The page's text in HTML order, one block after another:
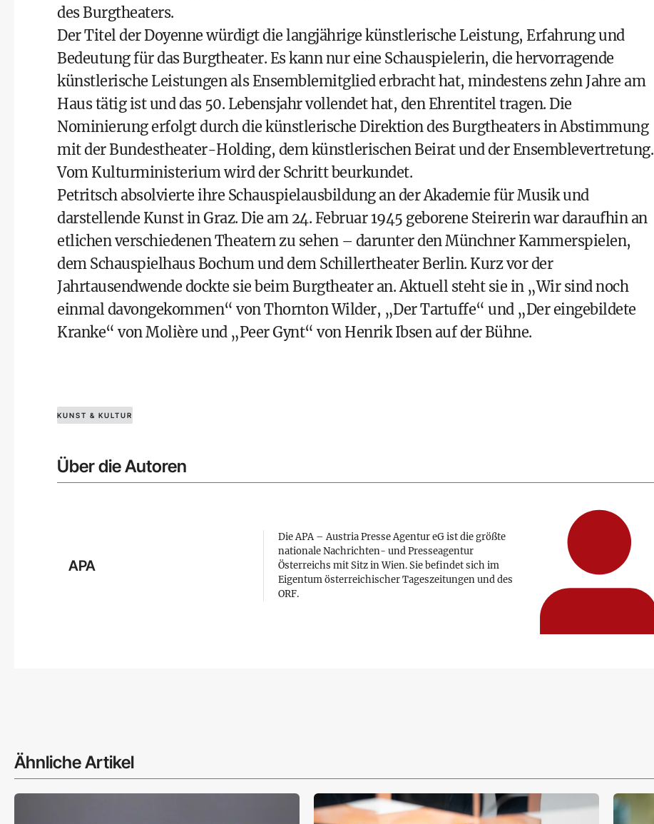
des Burgtheaters.
Der Titel der Doyenne würdigt die langjährige künstlerische Leistung, Erfahrung und
Bedeutung für das Burgtheater. Es kann nur eine Schauspielerin, die hervorragende
künstlerische Leistungen als Ensemblemitglied erbracht hat, mindestens zehn Jahre am
Haus tätig ist und das 50. Lebensjahr vollendet hat, den Ehrentitel tragen. Die
Nominierung erfolgt durch die künstlerische Direktion des Burgtheaters in Abstimmung
mit der Bundestheater-Holding, dem künstlerischen Beirat und der Ensemblevertretung.
Vom Kulturministerium wird der Schritt beurkundet.
Petritsch absolvierte ihre Schauspielausbildung an der Akademie für Musik und
darstellende Kunst in Graz. Die am 24. Februar 1945 geborene Steirerin war daraufhin an
etlichen verschiedenen Theatern zu sehen – darunter den Münchner Kammerspielen,
dem Schauspielhaus Bochum und dem Schillertheater Berlin. Kurz vor der
Jahrtausendwende dockte sie beim Burgtheater an. Aktuell steht sie in „Wir sind noch
einmal davongekommen“ von Thornton Wilder, „Der Tartuffe“ und „Der eingebildete
Kranke“ von Molière und „Peer Gynt“ von Henrik Ibsen auf der Bühne.
KUNST & KULTUR
Über die Autoren
APA
Die APA – Austria Presse Agentur eG ist die größte
nationale Nachrichten- und Presseagentur
Österreichs mit Sitz in Wien. Sie befindet sich im
Eigentum österreichischer Tageszeitungen und des
ORF.
Ähnliche Artikel